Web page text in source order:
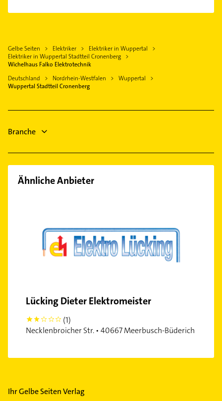
Radevormwald
Hückeswagen
Leichlingen (Rheinland)
Kammerjäger
Lackiererei
Heizung & Sanitär
Gartenbau & Landschaftsbau
Steuerberater
Putzfrau
Gebäudereinigung
Heizungsbauer
Gelbe Seiten Elektriker
Elektriker in Wuppertal
Elektriker in Wuppertal Stadtteil Cronenberg
Wichelhaus Falko Elektrotechnik
Deutschland
Nordrhein-Westfalen
Wuppertal
Wuppertal Stadtteil Cronenberg
Branche
Ähnliche Anbieter
Lücking Dieter Elektromeister
2
(1)
Necklenbroicher Str. • 40667 Meerbusch-Büderich
Ihr Gelbe Seiten Verlag